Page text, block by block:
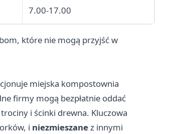
7.00-17.00
które nie mogą przyjść w
miejska kompostownia
firmy mogą bezpłatnie oddać
i ścinki drewna. Kluczowa
i niezmieszanez innymi